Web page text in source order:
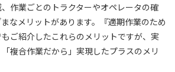
作業ごとのトラクターやオペレータの確
なメリットがあります。『適期作業のため
ご紹介したこれらのメリットですが、実
複合作業だから」実現したプラスのメリ